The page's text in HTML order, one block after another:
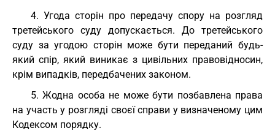
4. Угода сторін про передачу спору на розгляд
третейського суду допускається. До третейського
суду за угодою сторін може бути переданий будь-
який спір, який виникає з цивільних правовідносин,
крім випадків, передбачених законом.
5. Жодна особа не може бути позбавлена права
на участь у розгляді своєї справи у визначеному цим
Кодексом порядку.